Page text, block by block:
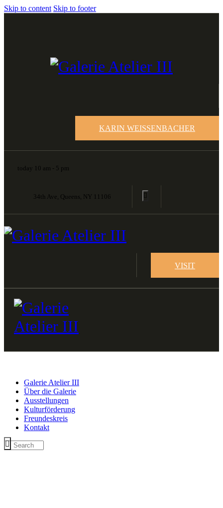
Skip to content Skip to footer
KARIN WEISSENBACHER
today 10 am - 5 pm
34th Ave, Queens, NY 11106
VISIT
Galerie Atelier III
Über die Galerie
Ausstellungen
Kulturförderung
Freundeskreis
Kontakt